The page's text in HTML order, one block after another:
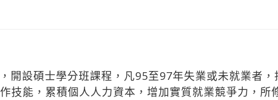
開設碩士學分班課程，凡95至97年失業或未就業者
技能，累積個人人力資本，增加實質就業競爭力，所